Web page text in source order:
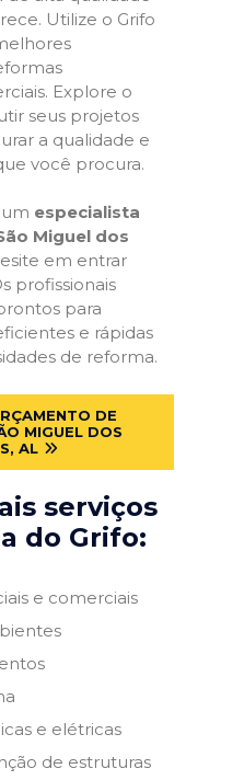
Utilize o Grifo
Explore o
seus projetos
a qualidade e
você procura.
especialista
Miguel dos
em entrar
profissionais
para
e rápidas
de reforma.
DE
MIGUEL DOS
AL
serviços
do Grifo:
e comerciais
e elétricas
de estruturas